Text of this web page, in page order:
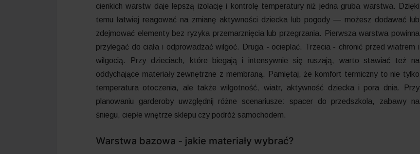
cienkich warstw daje lepszą izolację i kontrolę temperatury niż jedna gruba warstwa. Dzięki
temu łatwiej reagować na zmianę aktywności dziecka lub pogody — możesz dodawać lub
zdejmować elementy bez ryzyka przemarznięcia lub przegrzania. Pierwsza warstwa powinna
przylegać do ciała i odprowadzać wilgoć. Druga - ocieplać. Trzecia - chronić przed wiatrem i
wilgocią. Przy dzieciach, które biegają i intensywnie się ruszają, warto stawiać też na
oddychające materiały zewnętrzne z membraną. Pamiętaj, że komfort termiczny to nie tylko
temperatura otoczenia, ale także wilgotność, wiatr, aktywność dziecka i pora dnia. Przy
planowaniu garderoby uwzględnij różne scenariusze: spacer do przedszkola, zabawy na
śniegu, ciepłe wnętrze sklepu czy podróż samochodem.
Warstwa bazowa - jakie materiały wybrać?